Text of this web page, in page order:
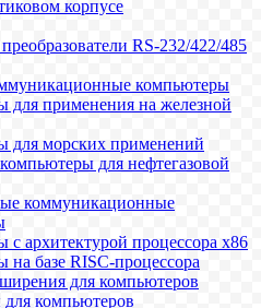
корпусе
RS-232/422/485
компьютеры
для применения на железной
для морских применений
для нефтегазовой
коммуникационные
архитектурой процессора x86
базе RISC-процессора
для компьютеров
для компьютеров